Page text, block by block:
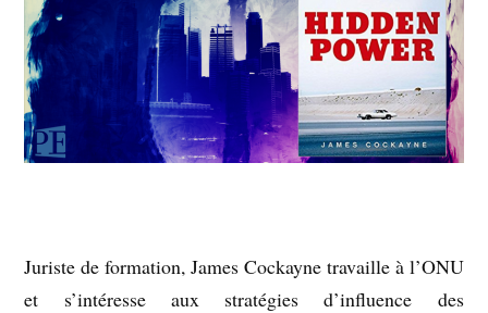
Juriste de formation, James Cockayne travaille à l’ONU
et s’intéresse aux stratégies d’influence des